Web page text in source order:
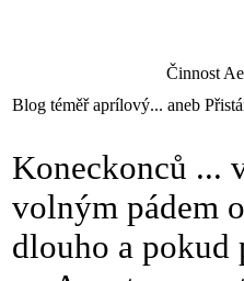
Činnost
Blog téměř aprílový... aneb
Koneckonců ...
volným pádem
dlouho a